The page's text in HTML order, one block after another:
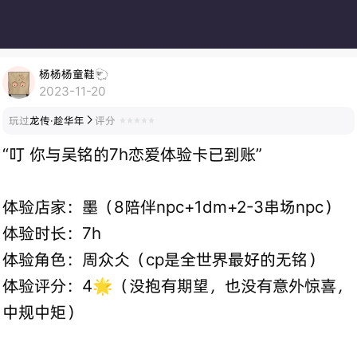
杨杨杨童鞋🐑
2023-11-20
玩过龙传·趁华年 评分
“叮 你与吴铭的7h恋爱体验卡已到账”
体验店家：墨（8陪伴npc+1dm+2-3串场npc）
体验时长：7h
体验角色：周众仌（cp是全世界最好的无铭）
体验评分：4🌟（没抱有期望，也没有意外惊喜，
中规中矩）